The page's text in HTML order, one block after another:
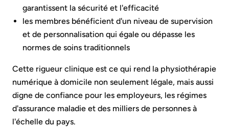
garantissent la sécurité et l'efficacité
les membres bénéficient d'un niveau de supervision
et de personnalisation qui égale ou dépasse les
normes de soins traditionnels
Cette rigueur clinique est ce qui rend la physiothérapie
numérique à domicile non seulement légale, mais aussi
digne de confiance pour les employeurs, les régimes
d'assurance maladie et des milliers de personnes à
l'échelle du pays.